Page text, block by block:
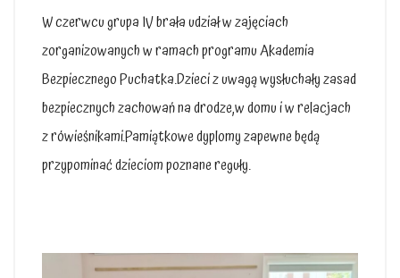
W czerwcu grupa IV brała udział w zajęciach
zorganizowanych w ramach programu Akademia
Bezpiecznego Puchatka.Dzieci z uwagą wysłuchały zasad
bezpiecznych zachowań na drodze,w domu i w relacjach
z rówieśnikami.Pamiątkowe dyplomy zapewne będą
przypominać dzieciom poznane reguły.